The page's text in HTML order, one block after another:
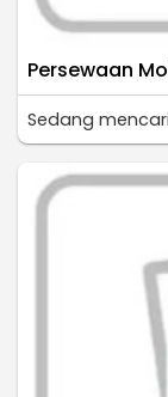
Persewaan
Sedang